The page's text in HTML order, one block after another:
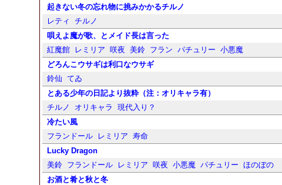
起きない冬の忘れ物に挑みかかるチルノ
レティ
チルノ
唄えよ魔が歌、とメイド長は言った
紅魔館
レミリア 咲夜 美鈴 フラン パチュリー
小悪魔
どろんこウサギは利口なウサギ
鈴仙
てゐ
とある少年の日記より抜粋（注：オリキャラ有）
チルノ
オリキャラ
現代入り？
冷たい風
フランドール
レミリア
寿命
Lucky Dragon
美鈴 フランドール レミリア 咲夜 小悪魔 パチュリー
ほのぼの
お酒と肴と秋と冬